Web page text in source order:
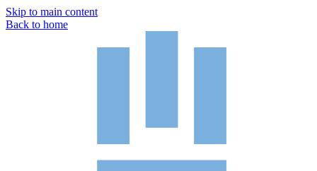
Skip to main content
Back to home